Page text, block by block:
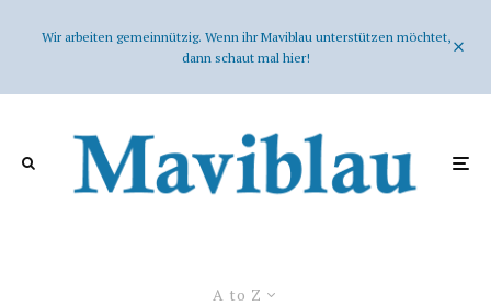
Wir arbeiten gemeinnützig. Wenn ihr Maviblau unterstützen möchtet,
dann schaut mal hier!
A to Z